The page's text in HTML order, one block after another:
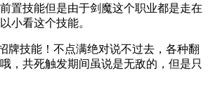
置技能但是由于剑魔这个职业都是走在
小看这个技能。
牌技能！不点满绝对说不过去，各种翻
，共死触发期间虽说是无敌的，但是只